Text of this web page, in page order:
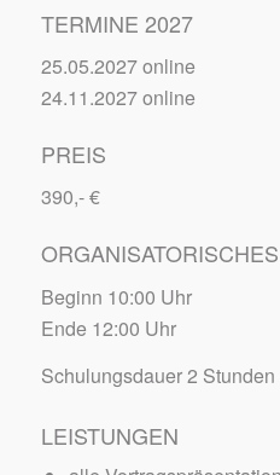
TERMINE 2027
25.05.2027 online
24.11.2027 online
PREIS
390,- €
ORGANISATORISCHES
Beginn 10:00 Uhr
Ende 12:00 Uhr
Schulungsdauer 2 Stunden
LEISTUNGEN